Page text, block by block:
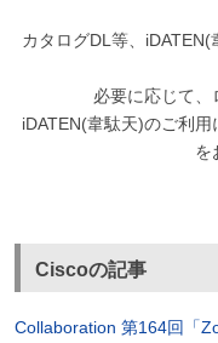
カタログDL等、
必要に応じて、
iDATEN(韋駄天)のご利
を
Ciscoの記事
Collaboration 第164回「